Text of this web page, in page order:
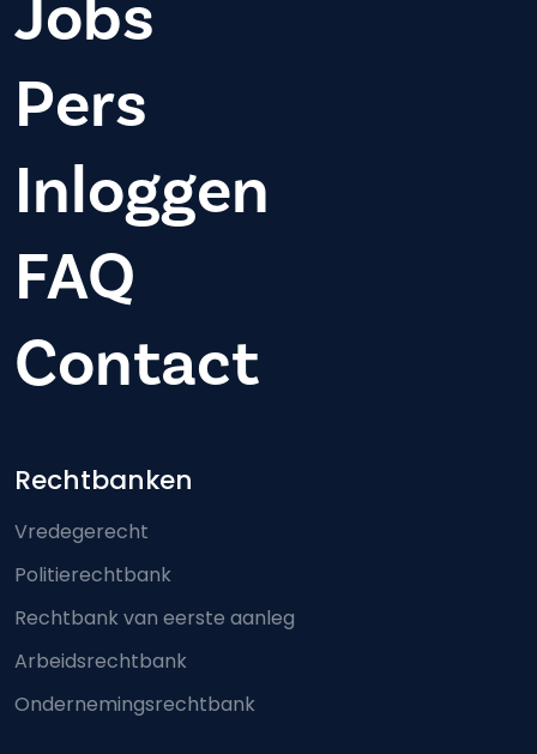
Jobs
Pers
Inloggen
FAQ
Contact
Footer-menu
Rechtbanken
Vredegerecht
Politierechtbank
Rechtbank van eerste aanleg
Arbeidsrechtbank
Ondernemingsrechtbank